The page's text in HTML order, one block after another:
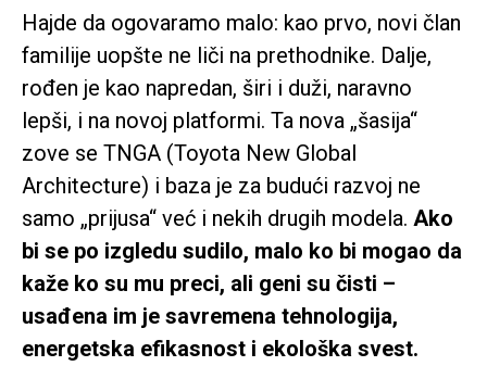
Hajde da ogovaramo malo: kao prvo, novi član
familije uopšte ne liči na prethodnike. Dalje,
rođen je kao napredan, širi i duži, naravno
lepši, i na novoj platformi. Ta nova „šasija“
zove se TNGA (Toyota New Global
Architecture) i baza je za budući razvoj ne
samo „prijusa“ već i nekih drugih modela. Ako
bi se po izgledu sudilo, malo ko bi mogao da
kaže ko su mu preci, ali geni su čisti –
usađena im je savremena tehnologija,
energetska efikasnost i ekološka svest.